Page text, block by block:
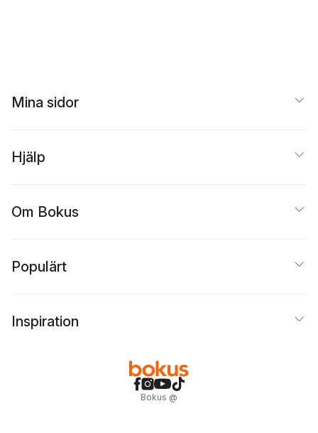
,
Stensmo,Eva
Mina sidor
Hjälp
Om Bokus
Populärt
Inspiration
Bokus @